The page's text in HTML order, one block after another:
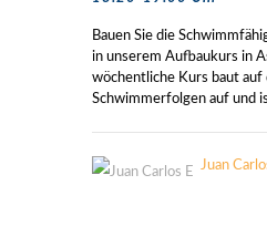
Bauen Sie die
in unserem Aufbaukurs in
wöchentliche Kurs baut auf
Schwimmerfolgen auf und
Juan